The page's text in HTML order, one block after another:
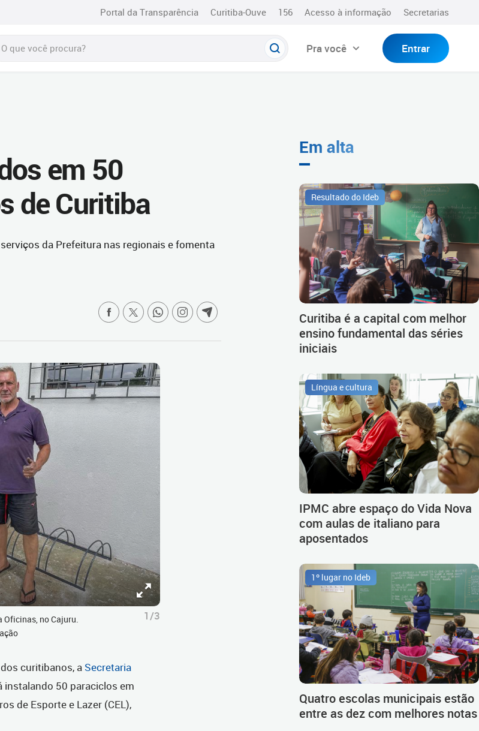
Portal da Transparência Curitiba-Ouve 156 Acesso à informação Secretarias
Pra você Entrar
em 50
de Curitiba
da Prefeitura nas regionais e fomenta
Oficinas, no Cajuru.
1/3
curitibanos, a Secretaria
instalando 50 paraciclos em
de Esporte e Lazer (CEL),
Em alta
Resultado do Ideb
Curitiba é a capital com melhor
ensino fundamental das séries
iniciais
Língua e cultura
IPMC abre espaço do Vida Nova
com aulas de italiano para
aposentados
1º lugar no Ideb
Quatro escolas municipais estão
entre as dez com melhores notas